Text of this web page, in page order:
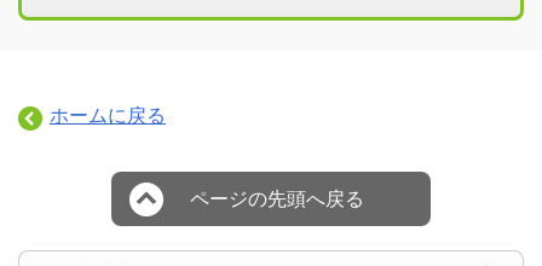
ホームに戻る
ページの先頭へ戻る